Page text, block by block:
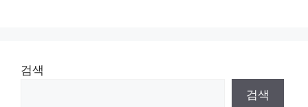
검색
검색